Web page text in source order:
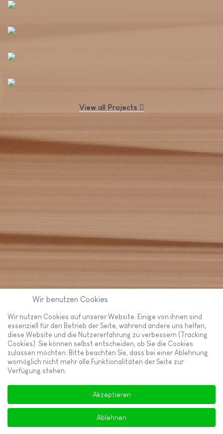
View all Projects
Copyright © 2026 Anja Rosok. Alle Rechte vorbehalten.
anja@rosok.de
Wir benutzen Cookies
Wir nutzen Cookies auf unserer Website. Einige von ihnen sind
essenziell für den Betrieb der Seite, während andere uns helfen,
diese Website und die Nutzererfahrung zu verbessern (Tracking
Cookies). Sie können selbst entscheiden, ob Sie die Cookies
zulassen möchten. Bitte beachten Sie, dass bei einer Ablehnung
womöglich nicht mehr alle Funktionalitäten der Seite zur
Verfügung stehen.
Akzeptieren
Ablehnen